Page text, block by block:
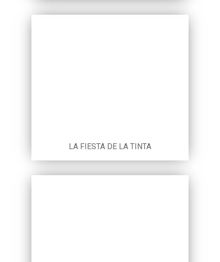
LA FIESTA DE LA TINTA